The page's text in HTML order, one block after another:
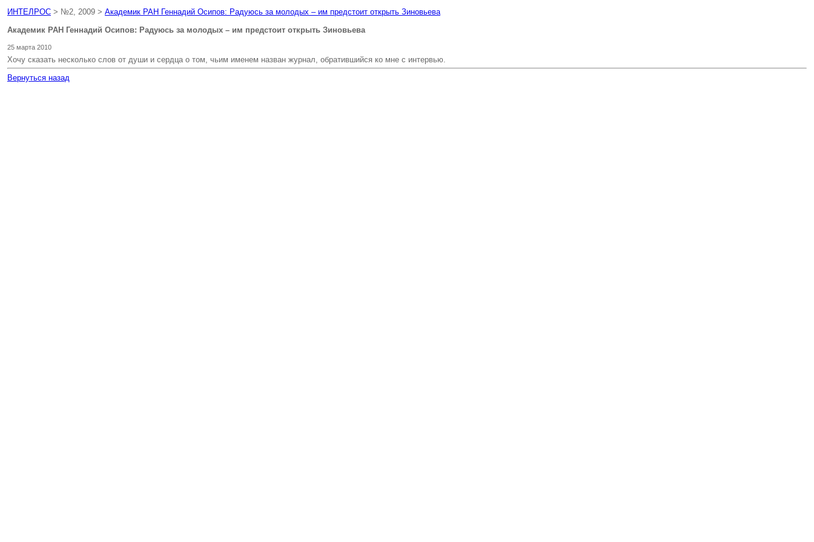
ИНТЕЛРОС > №2, 2009 > Академик РАН Геннадий Осипов: Радуюсь за молодых – им предстоит открыть Зиновьева
Академик РАН Геннадий Осипов: Радуюсь за молодых – им предстоит открыть Зиновьева
25 марта 2010
Хочу сказать несколько слов от души и сердца о том, чьим именем назван журнал, обратившийся ко мне с интервью.
Вернуться назад